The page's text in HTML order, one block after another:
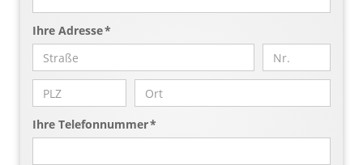
Ihre Adresse *
Ihre Telefonnummer *